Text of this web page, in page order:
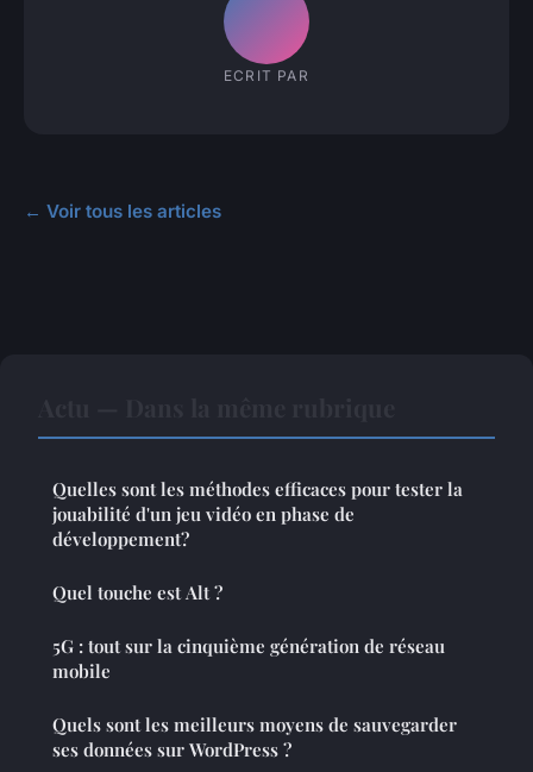
ECRIT PAR
← Voir tous les articles
Quelles sont les méthodes efficaces pour tester la
jouabilité d'un jeu vidéo en phase de
développement?
Quel touche est Alt ?
5G : tout sur la cinquième génération de réseau
mobile
Quels sont les meilleurs moyens de sauvegarder
ses données sur WordPress ?